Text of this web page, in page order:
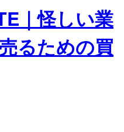
｜怪しい業
るための買